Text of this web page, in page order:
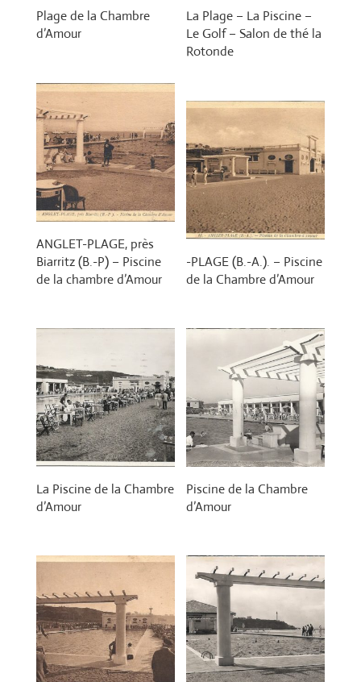
Plage de la Chambre
d’Amour
La Plage – La Piscine –
Le Golf – Salon de thé la
Rotonde
ANGLET-PLAGE, près
Biarritz (B.-P) – Piscine
de la chambre d’Amour
-PLAGE (B.-A.). – Piscine
de la Chambre d’Amour
La Piscine de la Chambre
d’Amour
Piscine de la Chambre
d’Amour